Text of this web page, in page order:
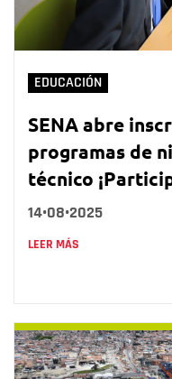
EDUCACIÓN
SENA abre
programas de
técnico
14•08•2025
LEER MÁS